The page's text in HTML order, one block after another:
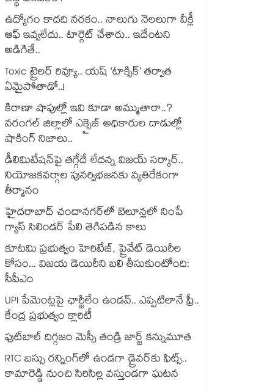
ఉద్యోగం కాదది నరకం.. నాలుగు నెలలుగా వీక్లీ
ఆఫ్ ఇవ్వలేదు.. టార్గెట్ చేశారు.. ఇదేంటని
అడిగితే..
Toxic ట్రైలర్ రివ్యూ.. యష్ ‘టాక్సిక్’ తర్వాత
ఏమైపోతాడో..!
కిరాణా షాపుల్లో ఇవి కూడా అమ్ముతారా..?
వరంగల్ జిల్లాలో ఎక్సైజ్ అధికారుల దాడుల్లో
షాకింగ్ నిజాలు..
డీలిమిటేషన్‎పై తగ్గేదే లేదన్న విజయ్ సర్కార్..
నియోజకవర్గాల పునర్విభజనకు వ్యతిరేకంగా
తీర్మానం
హైదరాబాద్⁪ చందానగర్⁫లో బెలూన్లలో నింపే
గ్యాస్ సిలిండర్ పేలి తెగిపడిన కాలు
కూటమి ప్రభుత్వం హెరిటేజ్, ప్రైవేట్ డెయిరీల
కోసం... విజయ డెయిరీని బలి తీసుకుంటోంది:
సీపీఎం
UPI పేమెంట్లపై ఛార్జీలేం ఉండవ్.. ఎప్పటిలానే ఫ్రీ..
కేంద్ర ప్రభుత్వం క్లారిటీ
ఫుట్‎బాల్ దిగ్గజం మెస్సీ తండ్రి జార్జ్ కన్నుమూత
RTC బస్సు రన్నింగ్⁫లో ఉండగా డ్రైవర్‌కు ఫిట్స్..
కామారెడ్డి నుంచి సిరిసిల్ల వస్తుండగా ఘటన